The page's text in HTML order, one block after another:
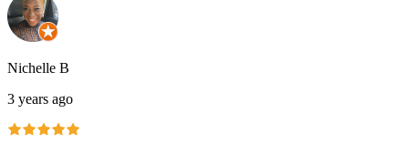
Nichelle B
3 years ago